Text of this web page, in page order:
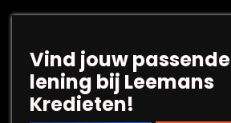
Vind jouw passende
lening bij Leemans
Kredieten!